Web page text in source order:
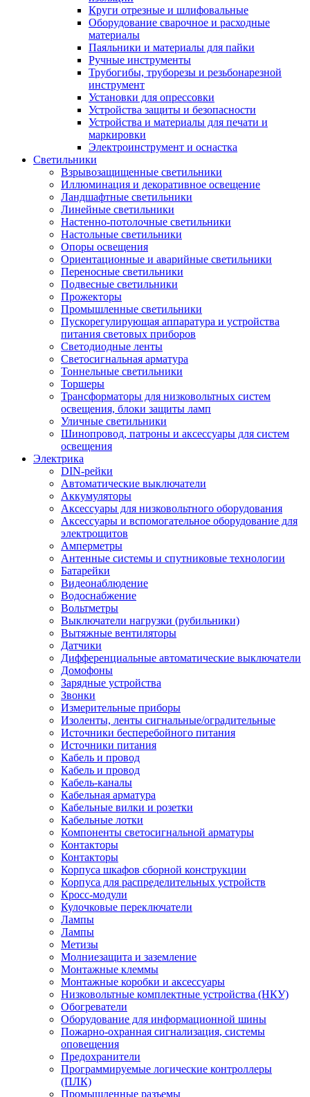
Круги отрезные и шлифовальные
Оборудование сварочное и расходные
материалы
Паяльники и материалы для пайки
Ручные инструменты
Трубогибы, труборезы и резьбонарезной
инструмент
Установки для опрессовки
Устройства защиты и безопасности
Устройства и материалы для печати и
маркировки
Электроинструмент и оснастка
Светильники
Взрывозащищенные светильники
Иллюминация и декоративное освещение
Ландшафтные светильники
Линейные светильники
Настенно-потолочные светильники
Настольные светильники
Опоры освещения
Ориентационные и аварийные светильники
Переносные светильники
Подвесные светильники
Прожекторы
Промышленные светильники
Пускорегулирующая аппаратура и устройства
питания световых приборов
Светодиодные ленты
Светосигнальная арматура
Тоннельные светильники
Торшеры
Трансформаторы для низковольтных систем
освещения, блоки защиты ламп
Уличные светильники
Шинопровод, патроны и аксессуары для систем
освещения
Электрика
DIN-рейки
Автоматические выключатели
Аккумуляторы
Аксессуары для низковольтного оборудования
Аксессуары и вспомогательное оборудование для
электрощитов
Амперметры
Антенные системы и спутниковые технологии
Батарейки
Видеонаблюдение
Водоснабжение
Вольтметры
Выключатели нагрузки (рубильники)
Вытяжные вентиляторы
Датчики
Дифференциальные автоматические выключатели
Домофоны
Зарядные устройства
Звонки
Измерительные приборы
Изоленты, ленты сигнальные/оградительные
Источники бесперебойного питания
Источники питания
Кабель и провод
Кабель и провод
Кабель-каналы
Кабельная арматура
Кабельные вилки и розетки
Кабельные лотки
Компоненты светосигнальной арматуры
Контакторы
Контакторы
Корпуса шкафов сборной конструкции
Корпуса для распределительных устройств
Кросс-модули
Кулочковые переключатели
Лампы
Лампы
Метизы
Молниезащита и заземление
Монтажные клеммы
Монтажные коробки и аксессуары
Низковольтные комплектные устройства (НКУ)
Обогреватели
Оборудование для информационной шины
Пожарно-охранная сигнализация, системы
оповещения
Предохранители
Программируемые логические контроллеры
(ПЛК)
Промышленные разъемы